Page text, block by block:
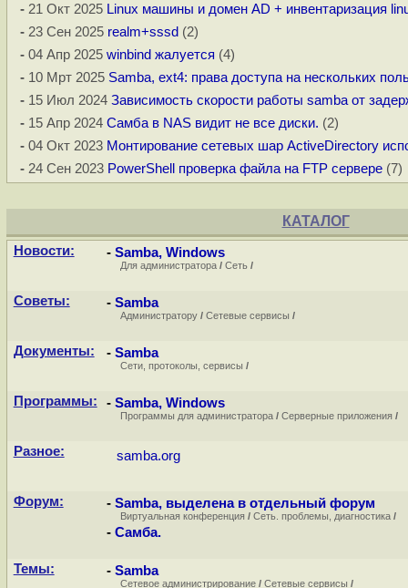
-21 Окт 2025 Linux машины и домен AD + инвентаризация
-23 Сен 2025 realm+sssd (2)
-04 Апр 2025 winbind жалуется (4)
-10 Мрт 2025 Samba, ext4: права доступа на нескольких
-15 Июл 2024 Зависимость скорости работы samba от
-15 Апр 2024 Самба в NAS видит не все диски. (2)
-04 Окт 2023 Монтирование сетевых шар ActiveDirectory
-24 Сен 2023 PowerShell проверка файла на FTP сервере(7)
КАТАЛОГ
Новости: - Samba, Windows
Для администратора / Сеть /
Советы: - Samba
Администратору / Сетевые сервисы /
Документы: - Samba
Сети, протоколы, сервисы /
Программы: - Samba, Windows
Программы для администратора / Серверные приложения /
Разное: samba.org
Форум: - Samba, выделена в отдельный форум
Виртуальная конференция / Сеть. проблемы, диагностика /
- Самба.
Темы: - Samba
Сетевое администрирование / Сетевые сервисы /